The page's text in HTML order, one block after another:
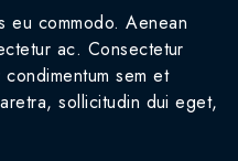
eu commodo. Aenean
ac. Consectetur
sem et
sollicitudin dui eget,